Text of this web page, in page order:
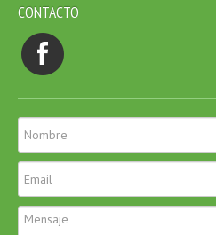
CONTACTO